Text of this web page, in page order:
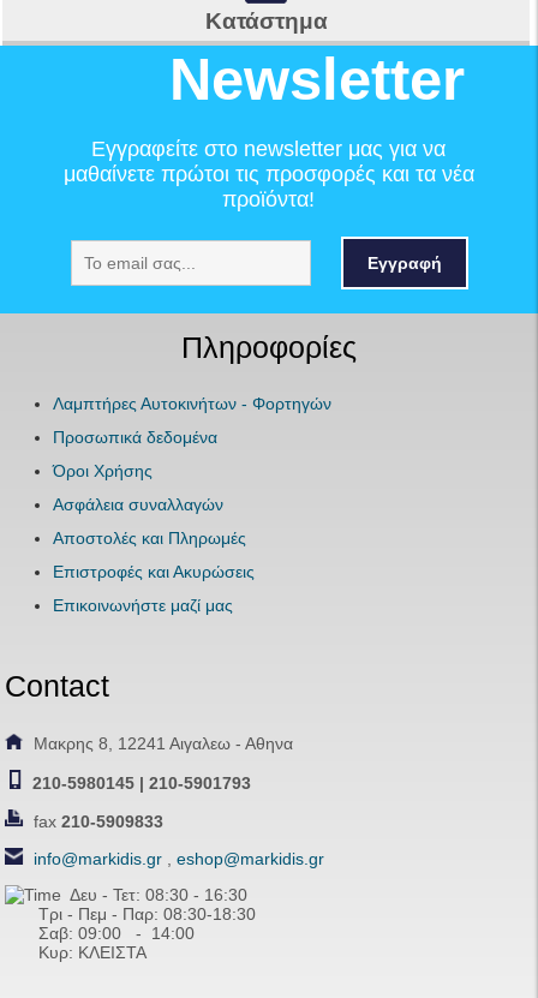
Κατάστημα
Newsletter
Εγγραφείτε στο newsletter μας για να
μαθαίνετε πρώτοι τις προσφορές και τα νέα
προϊόντα!
Εγγραφή
Πληροφορίες
Λαμπτήρες Αυτοκινήτων - Φορτηγών
Προσωπικά δεδομένα
Όροι Χρήσης
Ασφάλεια συναλλαγών
Αποστολές και Πληρωμές
Επιστροφές και Ακυρώσεις
Επικοινωνήστε μαζί μας
Contact
Μακρης 8, 12241 Αιγαλεω - Αθηνα
210-5980145 | 210-5901793
fax210-5909833
info@markidis.gr ,eshop@markidis.gr
Δευ - Τετ: 08:30 - 16:30
Τρι - Πεμ - Παρ: 08:30-18:30
Σαβ:09:00 - 14:00
Κυρ: ΚΛΕΙΣΤΑ